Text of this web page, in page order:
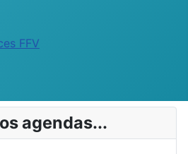
FFV
agendas...